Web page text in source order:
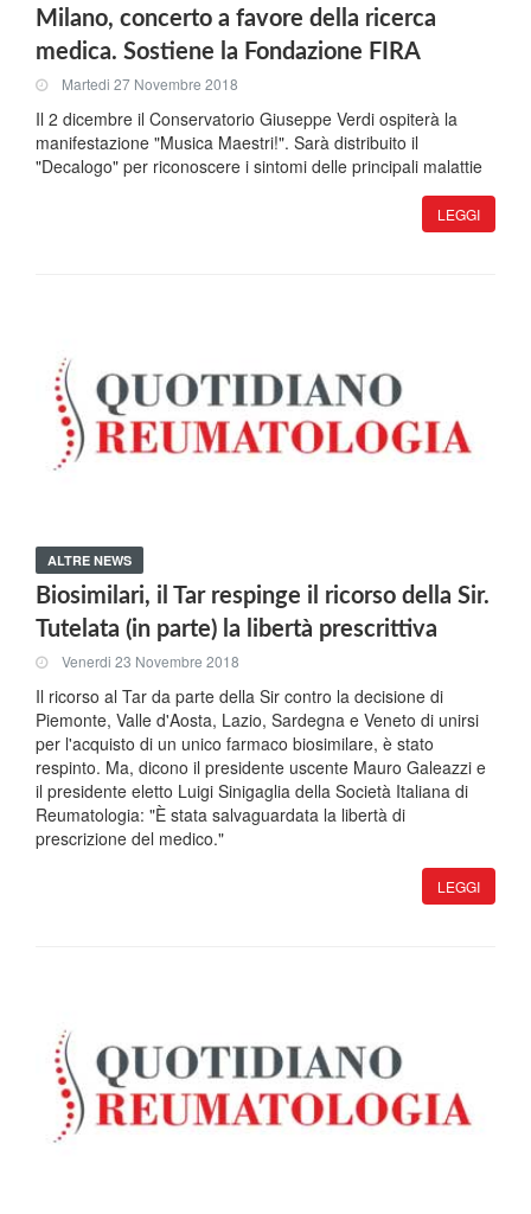
Milano, concerto a favore della ricerca
medica. Sostiene la Fondazione FIRA
Martedi 27 Novembre 2018
Il 2 dicembre il Conservatorio Giuseppe Verdi ospiterà la
manifestazione "Musica Maestri!". Sarà distribuito il
"Decalogo" per riconoscere i sintomi delle principali malattie
LEGGI
ALTRE NEWS
Biosimilari, il Tar respinge il ricorso della Sir.
Tutelata (in parte) la libertà prescrittiva
Venerdi 23 Novembre 2018
Il ricorso al Tar da parte della Sir contro la decisione di
Piemonte, Valle d'Aosta, Lazio, Sardegna e Veneto di unirsi
per l'acquisto di un unico farmaco biosimilare, è stato
respinto. Ma, dicono il presidente uscente Mauro Galeazzi e
il presidente eletto Luigi Sinigaglia della Società Italiana di
Reumatologia: "È stata salvaguardata la libertà di
prescrizione del medico."
LEGGI